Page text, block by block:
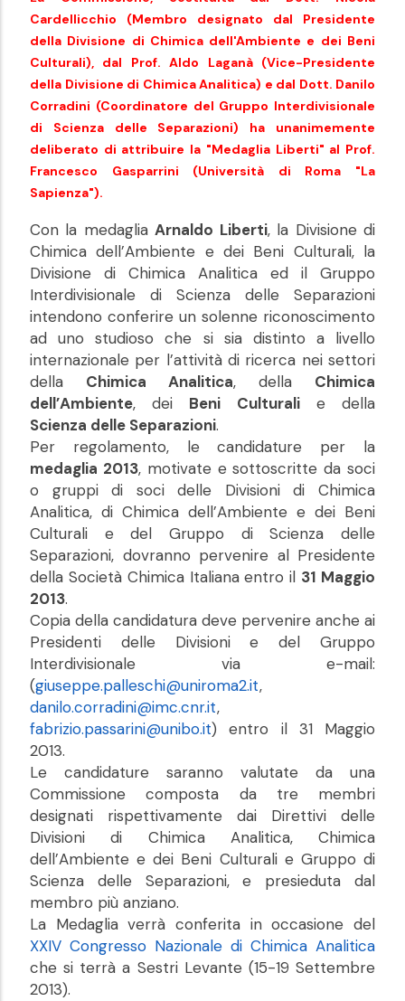
Cardellicchio (Membro designato dal Presidente
della Divisione di Chimica dell'Ambiente e dei Beni
Culturali), dal Prof. Aldo Laganà (Vice-Presidente
della Divisione di Chimica Analitica) e dal Dott. Danilo
Corradini (Coordinatore del Gruppo Interdivisionale
di Scienza delle Separazioni) ha unanimemente
deliberato di attribuire la "Medaglia Liberti" al Prof.
Francesco Gasparrini (Università di Roma "La
Sapienza").
Con la medagliaArnaldo Liberti, la Divisione di
Chimica dell’Ambiente e dei Beni Culturali, la
Divisione di Chimica Analitica ed il Gruppo
Interdivisionale di Scienza delle Separazioni
intendono conferire un solenne riconoscimento
ad uno studioso che si sia distinto a livello
internazionale per l’attività di ricerca nei settori
della Chimica Analitica, della Chimica
dell’Ambiente, dei Beni Culturalie della
Scienza delle Separazioni.
Per regolamento, le candidature per la
medaglia 2013, motivate e sottoscritte da soci
o gruppi di soci delle Divisioni di Chimica
Analitica, di Chimica dell’Ambiente e dei Beni
Culturali e del Gruppo di Scienza delle
Separazioni, dovranno pervenire al Presidente
della Società Chimica Italiana entro il 31 Maggio
2013.
Copia della candidatura deve pervenire anche ai
Presidenti delle Divisioni e del Gruppo
Interdivisionale via e-mail:
(giuseppe.palleschi@uniroma2.it,
danilo.corradini@imc.cnr.it,
fabrizio.passarini@unibo.it) entro il 31 Maggio
2013.
Le candidature saranno valutate da una
Commissione composta da tre membri
designati rispettivamente dai Direttivi delle
Divisioni di Chimica Analitica, Chimica
dell’Ambiente e dei Beni Culturali e Gruppo di
Scienza delle Separazioni, e presieduta dal
membro più anziano.
La Medaglia verrà conferita in occasione del
XXIV Congresso Nazionale di Chimica Analitica
che si terrà a Sestri Levante (15-19 Settembre
2013).